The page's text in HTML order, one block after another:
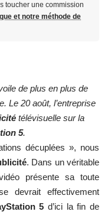
toucher une commission
et notre méthode de
de plus en plus de
Le 20 août, l’entreprise
télévisuelle sur la
5.
décuplées », nous
. Dans un véritable
présente sa toute
devrait effectivement
5 d’ici la fin de